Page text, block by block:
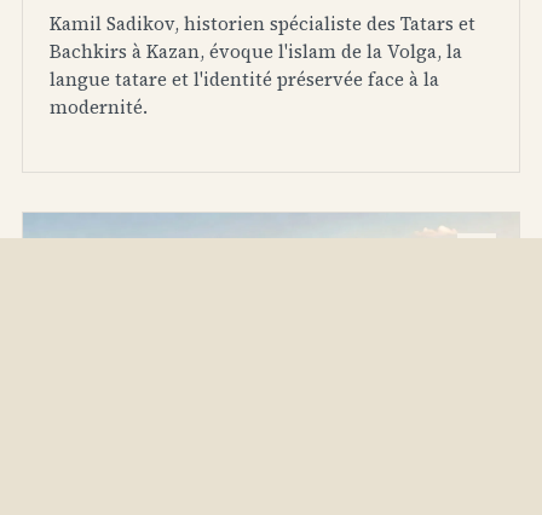
Kamil Sadikov, historien spécialiste des Tatars et
Bachkirs à Kazan, évoque l'islam de la Volga, la
langue tatare et l'identité préservée face à la
modernité.